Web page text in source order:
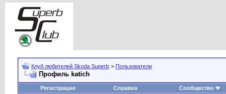
Клуб любителей Skoda Superb > Пользователи
Профиль katich
Регистрация Справка Сообщество